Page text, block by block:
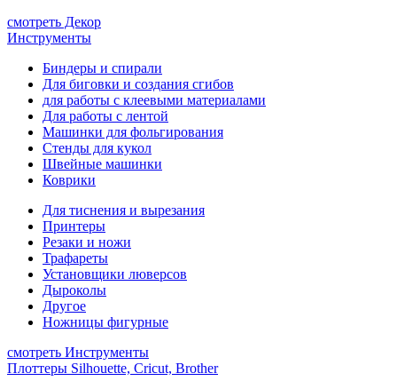
смотреть Декор
Инструменты
Биндеры и спирали
Для биговки и создания сгибов
для работы с клеевыми материалами
Для работы с лентой
Машинки для фольгирования
Стенды для кукол
Швейные машинки
Коврики
Для тиснения и вырезания
Принтеры
Резаки и ножи
Трафареты
Установщики люверсов
Дыроколы
Другое
Ножницы фигурные
смотреть Инструменты
Плоттеры Silhouette, Cricut, Brother